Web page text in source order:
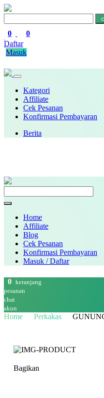
0
0
Daftar
Masuk
Kategori
Affiliate
Cek Pesanan
Konfirmasi Pembayaran
Berita
Home
Affiliate
Blog
Cek Pesanan
Konfirmasi Pembayaran
Masuk / Daftar
0 keranjang
pesanan
chat
akun
Home Perkakas
Bagikan